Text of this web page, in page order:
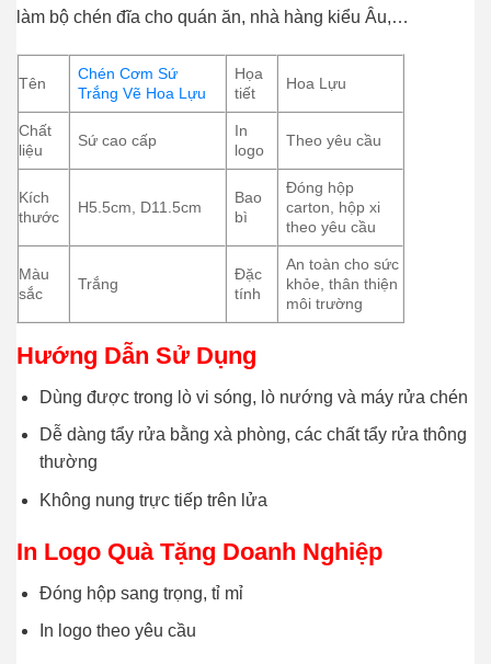
làm bộ chén đĩa cho quán ăn, nhà hàng kiểu Âu,…
Tên
Chén Cơm Sứ
Trắng Vẽ Hoa Lựu
Họa
tiết
Hoa Lựu
Chất
liệu
Sứ cao cấp
In
logo
Theo yêu cầu
Kích
thước
H5.5cm, D11.5cm
Bao
bì
Đóng hộp
carton, hộp xi
theo yêu cầu
Màu
sắc
Trắng
Đặc
tính
An toàn cho sức
khỏe, thân thiện
môi trường
Hướng Dẫn Sử Dụng
Dùng được trong lò vi sóng, lò nướng và máy rửa chén
Dễ dàng tẩy rửa bằng xà phòng, các chất tẩy rửa thông
thường
Không nung trực tiếp trên lửa
In Logo Quà Tặng Doanh Nghiệp
Đóng hộp sang trọng, tỉ mỉ
In logo theo yêu cầu